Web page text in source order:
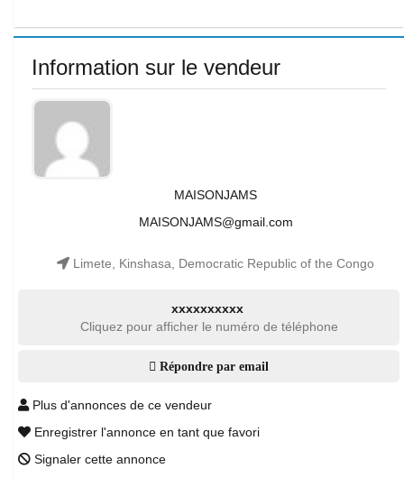
Information sur le vendeur
MAISONJAMS
MAISONJAMS@gmail.com
Limete, Kinshasa, Democratic Republic of the Congo
xxxxxxxxxx
Cliquez pour afficher le numéro de téléphone
Répondre par email
Plus d'annonces de ce vendeur
Enregistrer l'annonce en tant que favori
Signaler cette annonce